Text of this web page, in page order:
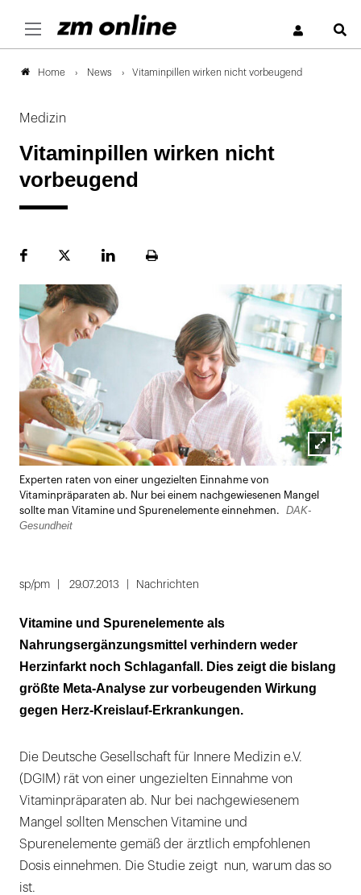
Home News Vitaminpillen wirken nicht vorbeugend
Medizin
Vitaminpillen wirken nicht
vorbeugend
FacebookPlattformLinekdInSeite
Lightbox
Experten raten von einer ungezielten Einnahme von
Vitaminpräparaten ab. Nur bei einem nachgewiesenen Mangel
sollte man Vitamine und Spurenelemente einnehmen.
DAK-
Gesundheit
sp/pm 29.07.2013 Nachrichten
Vitamine und Spurenelemente als
Nahrungsergänzungsmittel verhindern weder
Herzinfarkt noch Schlaganfall. Dies zeigt die bislang
größte Meta-Analyse zur vorbeugenden Wirkung
gegen Herz-Kreislauf-Erkrankungen.
Die Deutsche Gesellschaft für Innere Medizin e.V.
(DGIM) rät von einer ungezielten Einnahme von
Vitaminpräparaten ab. Nur bei nachgewiesenem
Mangel sollten Menschen Vitamine und
Spurenelemente gemäß der ärztlich empfohlenen
Dosis einnehmen. Die Studie zeigt nun, warum das so
ist.